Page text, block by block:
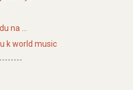
na ...
k world music